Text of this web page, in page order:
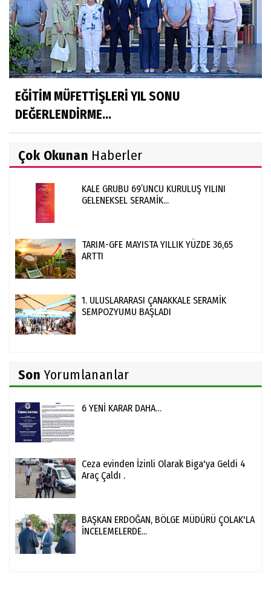
EĞİTİM MÜFETTİŞLERİ YIL SONU
DEĞERLENDİRME...
Çok Okunan Haberler
KALE GRUBU 69’UNCU KURULUŞ YILINI
GELENEKSEL SERAMİK...
TARIM-GFE MAYISTA YILLIK YÜZDE 36,65
ARTTI
1. ULUSLARARASI ÇANAKKALE SERAMİK
SEMPOZYUMU BAŞLADI
Son Yorumlananlar
6 YENİ KARAR DAHA…
Ceza evinden İzinli Olarak Biga'ya Geldi 4
Araç Çaldı .
BAŞKAN ERDOĞAN, BÖLGE MÜDÜRÜ ÇOLAK'LA
İNCELEMELERDE...